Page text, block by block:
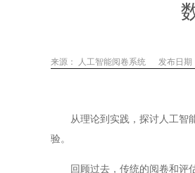
来源： 人工智能阅卷系统 发布日期
从理论到实践，探讨人工智能
验。
回顾过去，传统的阅卷和评估